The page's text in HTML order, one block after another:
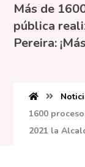
Más de
pública
Pereira:
1600
2021 la